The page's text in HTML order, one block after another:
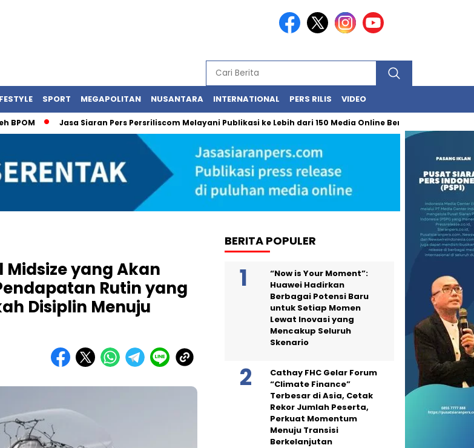
SPORT MEGAPOLITAN NUSANTARA INTERNATIONAL PERS RILIS VIDEO
Jasa Siaran Pers Persriliscom Melayani Publikasi ke Lebih dari 150 Media Online Berbagai Segmentasi
yang Akan
Rutin yang
Disiplin Menuju
BERITA POPULER
“Now is Your Moment”:
Huawei Hadirkan
Berbagai Potensi Baru
untuk Setiap Momen
Lewat Inovasi yang
Mencakup Seluruh
Skenario
Cathay FHC Gelar Forum
“Climate Finance”
Terbesar di Asia, Cetak
Rekor Jumlah Peserta,
Perkuat Momentum
Menuju Transisi
Berkelanjutan